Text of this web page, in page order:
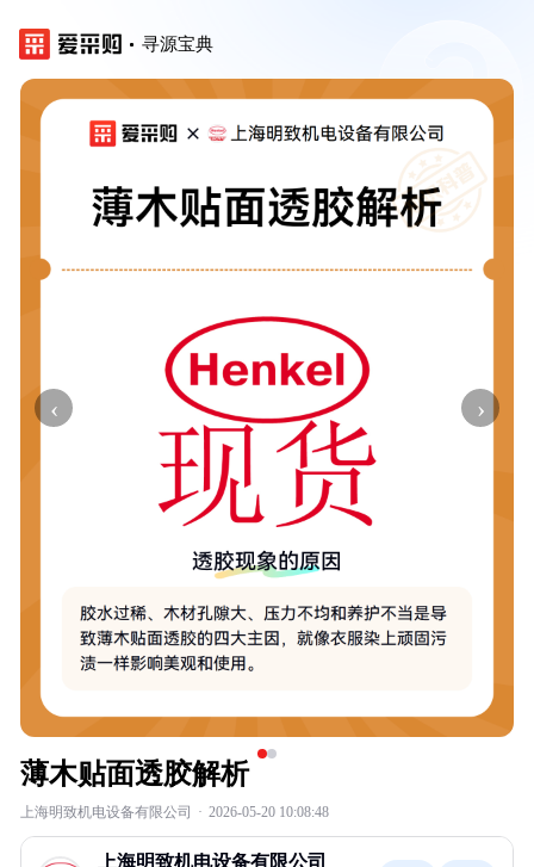
寻源宝典
‹ ›
薄木贴面透胶解析
上海明致机电设备有限公司 · 2026-05-20 10:08:48
上海明致机电设备有限公司